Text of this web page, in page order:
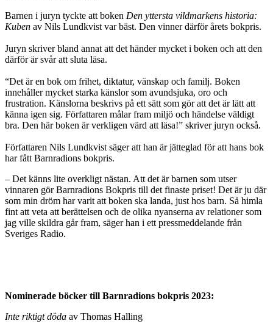
Barnen i juryn tyckte att boken Den yttersta vildmarkens historia:
Kuben av Nils Lundkvist var bäst. Den vinner därför årets bokpris.
Juryn skriver bland annat att det händer mycket i boken och att den
därför är svår att sluta läsa.
“Det är en bok om frihet, diktatur, vänskap och familj. Boken
innehåller mycket starka känslor som avundsjuka, oro och
frustration. Känslorna beskrivs på ett sätt som gör att det är lätt att
känna igen sig. Författaren målar fram miljö och händelse väldigt
bra. Den här boken är verkligen värd att läsa!” skriver juryn också.
Författaren Nils Lundkvist säger att han är jätteglad för att hans bok
har fått Barnradions bokpris.
– Det känns lite overkligt nästan. Att det är barnen som utser
vinnaren gör Barnradions Bokpris till det finaste priset! Det är ju där
som min dröm har varit att boken ska landa, just hos barn. Så himla
fint att veta att berättelsen och de olika nyanserna av relationer som
jag ville skildra går fram, säger han i ett pressmeddelande från
Sveriges Radio.
Nominerade böcker till Barnradions bokpris 2023:
Inte riktigt döda av Thomas Halling